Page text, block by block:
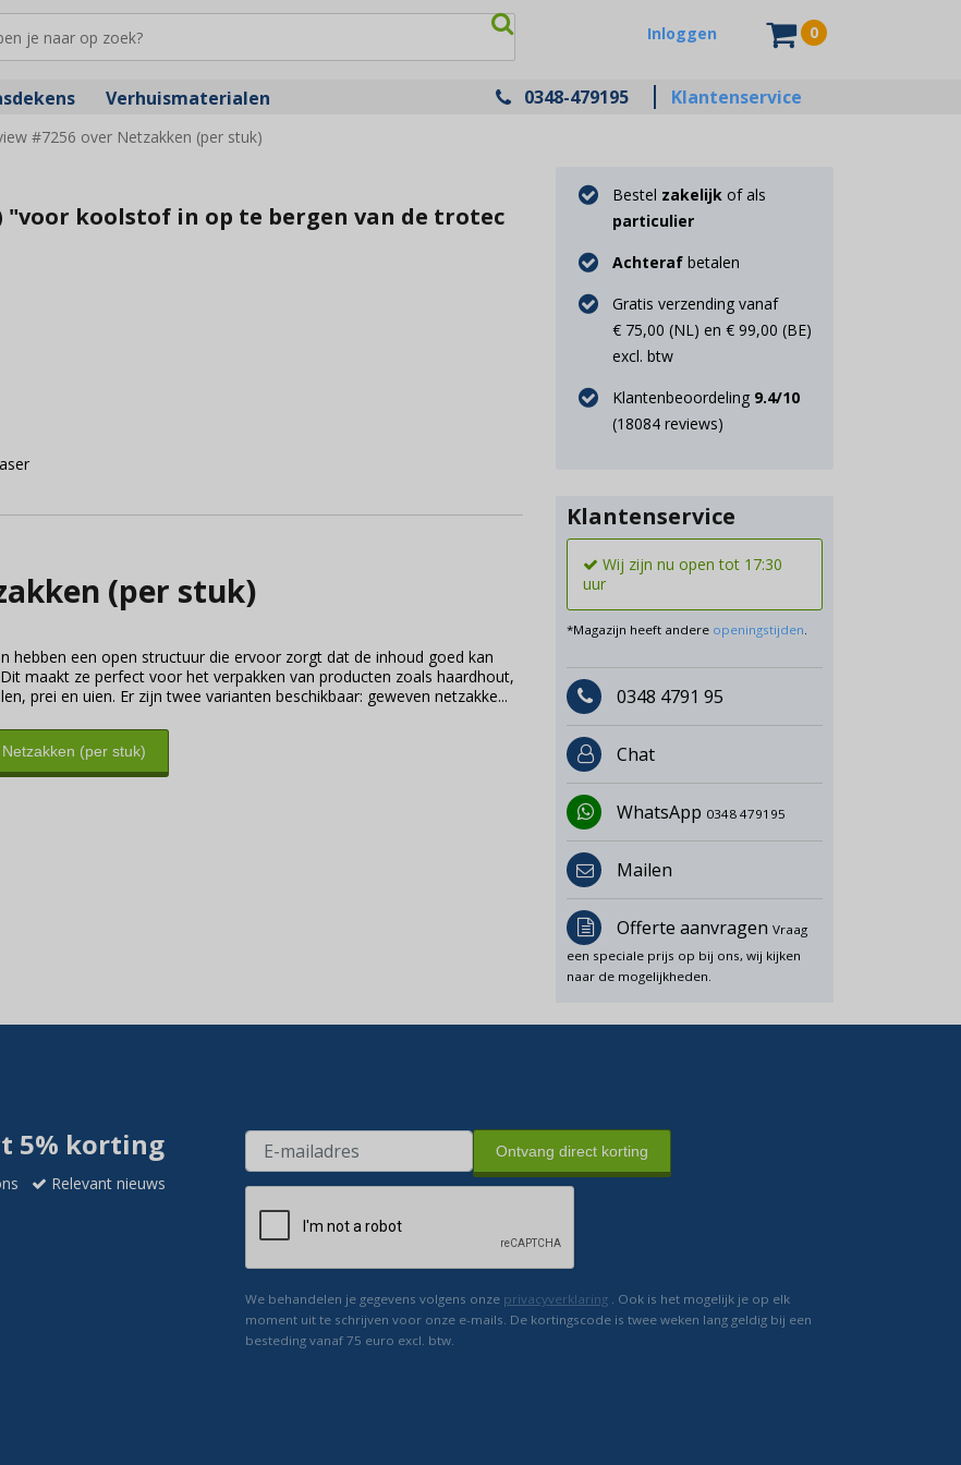
Inloggen 0
Verhuismaterialen 0348-479195 Klantenservice
#7256 over Netzakken (per stuk)
"voor koolstof in op te bergen van de trotec
(per stuk)
hebben een open structuur die ervoor zorgt dat de inhoud goed kan
maakt ze perfect voor het verpakken van producten zoals haardhout,
prei en uien. Er zijn twee varianten beschikbaar: geweven netzakke...
Netzakken (per stuk)
Bestel zakelijk of als
particulier
Achteraf betalen
Gratis verzending vanaf
€ 75,00 (NL) en € 99,00 (BE)
excl. btw
Klantenbeoordeling 9.4/10
(18084 reviews)
Klantenservice
Wij zijn nu open tot 17:30
uur
*Magazijn heeft andere openingstijden.
0348 4791 95
Chat
WhatsApp 0348 479195
Mailen
Offerte aanvragen Vraag
een speciale prijs op bij ons, wij kijken
naar de mogelijkheden.
5% korting
Relevant nieuws
Ontvang direct korting
We behandelen je gegevens volgens onze privacyverklaring . Ook is het mogelijk je op elk
moment uit te schrijven voor onze e-mails. De kortingscode is twee weken lang geldig bij een
besteding vanaf 75 euro excl. btw.